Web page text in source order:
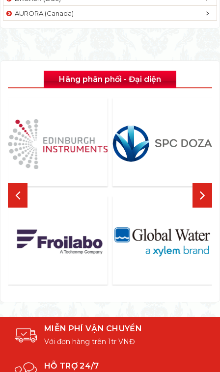
AURORA (Canada)
Hãng phân phối - Đại diện
MIỄN PHÍ VẬN CHUYỂN
Với đơn hàng trên 1tr VNĐ
HỖ TRỢ 24/7